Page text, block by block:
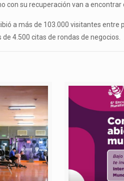
su recuperación van a
a más de 103.000 visitantes
4.500 citas de rondas de negocios.